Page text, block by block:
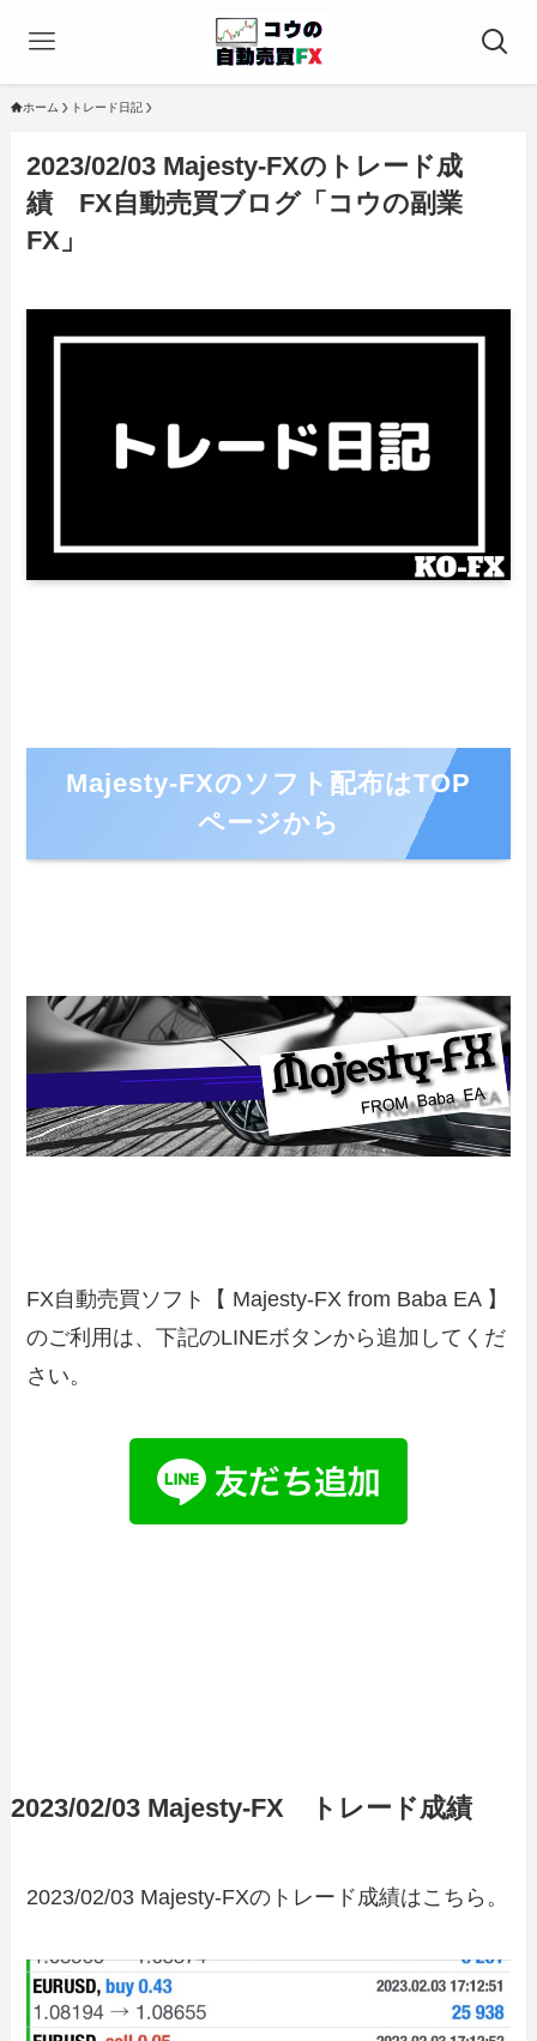
ホーム トレード日記
2023/02/03 Majesty-FXのトレード成
績 FX自動売買ブログ「コウの副業
FX」
Majesty-FXのソフト配布はTOP
ページから
FX自動売買ソフト【 Majesty-FX from Baba EA 】
のご利用は、下記のLINEボタンから追加してくだ
さい。
2023/02/03 Majesty-FX トレード成績
2023/02/03 Majesty-FXのトレード成績はこちら。